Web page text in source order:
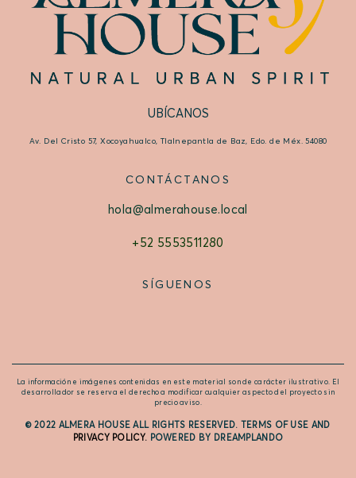
UBÍCANOS
Av. Del Cristo 57, Xocoyahualco, Tlalnepantla de Baz, Edo. de Méx. 54080
CONTÁCTANOS
hola@almerahouse.local
+52 5553511280
SÍGUENOS
La información e imágenes contenidas en este material son de carácter ilustrativo. El
desarrollador se reserva el derecho a modificar cualquier aspecto del proyecto sin
precio aviso.
© 2022 ALMERA HOUSE ALL RIGHTS RESERVED. TERMS OF USE AND
PRIVACY POLICY. POWERED BY DREAMPLANDO